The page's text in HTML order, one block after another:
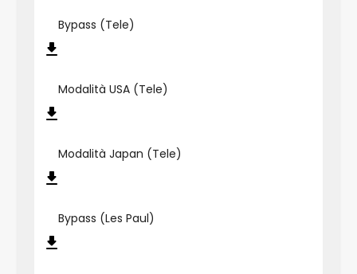
Bypass (Tele)
Modalità USA (Tele)
Modalità Japan (Tele)
Bypass (Les Paul)